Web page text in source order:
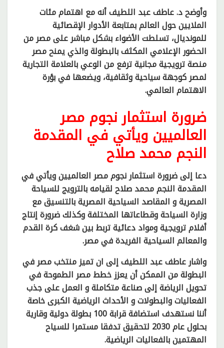
وأوضح د. عاطف عبد اللطيف أنه مع اهتمام مئات
الملايين حول العالم بمتابعة الأدوار الإقصائية
للمونديال، تسلطت الأضواء بشكل مباشر على مصر من
الحضور الإعلامي المكثف بالبطولة والذي يمنح مصر
منصة ترويجية مجانية ترفع من الوعي بالعلامة التجارية
لمصر كوجهة سياحية وثقافية، ويضعها في بؤرة
الاهتمام العالمي.
ضرورة استثمار نجوم مصر
العالميين ويأتي في المقدمة
النجم محمد صلاح
دعا إلى ضرورة استثمار نجوم مصر العالميين ويأتي في
المقدمة النجم محمد صلاح لقيامه بالترويج للسياحة
المصرية و المقاصد السياحية المصرية بالتنسيق مع
وزارة السياحة وقطاعاتها المختلفة وكذلك ضرورة إنتاج
أفلام ترويجية ومواد دعائية تربط بين شغف كرة القدم
والمعالم السياحية الفريدة في مصر.
واشار عاطف عبد اللطيف إلى ان تميز منتخب مصر في
البطولة من الممكن أن يعزز خطط مصر الطموحة في
تحويل الرياضة إلى صناعة متكاملة و العمل على جذب
الفعاليات والبطولات و الأحداث الرياضية الكبرى خاصة
أننا نستهدف استضافة قرابة 100 بطولة دولية وقارية
بحلول عام 2030 لتحقيق تدفقا مستمرا للسياح
المهتمين بالفعاليات الرياضية.